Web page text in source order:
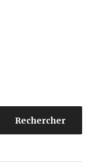
Rechercher